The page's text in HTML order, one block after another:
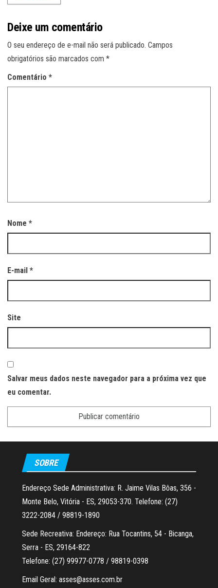
Deixe um comentário
O seu endereço de e-mail não será publicado. Campos
obrigatórios são marcados com *
Comentário *
Nome *
E-mail *
Site
Salvar meus dados neste navegador para a próxima vez que
eu comentar.
SOBRE
Endereço Sede Administrativa: R. Jaime Vilas Bôas, 356 -
Monte Belo, Vitória - ES, 29053-370. Telefone: (27)
3222-2084 / 98819-1890
Sede Recreativa: Endereço: Rua Tocantins, 54 - Bicanga,
Serra - ES, 29164-822
Telefone: (27) 99977-0778 / 98819-0398
Email Geral: asses@asses.com.br